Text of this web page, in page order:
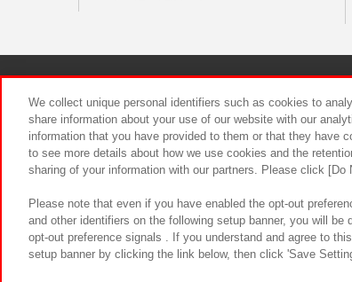
食
We collect unique personal identifiers such as cookies to
share information about your use of our website with our
information that you have provided to them or that they have
to see more details about how we use cookies and the
sharing of your information with our partners. Please click
Please note that even if you have enabled the opt-out
and other identifiers on the following setup banner, you will
opt-out preference signals . If you understand and agree to
setup banner by clicking the link below, then click 'Save